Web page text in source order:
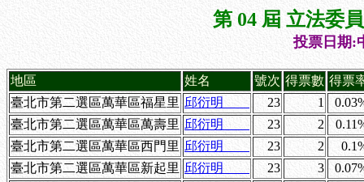
第 04 屆 立法委
投票日期:
地區 姓名 號次 得票數 得票
臺北市第二選區萬華區福星里 邱衍明 23 1
臺北市第二選區萬華區萬壽里 邱衍明 23 2
臺北市第二選區萬華區西門里 邱衍明 23 2
臺北市第二選區萬華區新起里 邱衍明 23 3